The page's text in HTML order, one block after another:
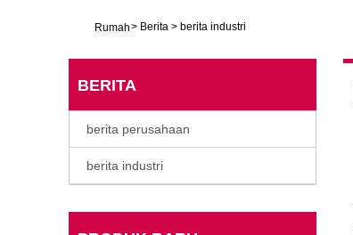
Rumah> Berita > berita industri
BERITA
berita perusahaan
berita industri